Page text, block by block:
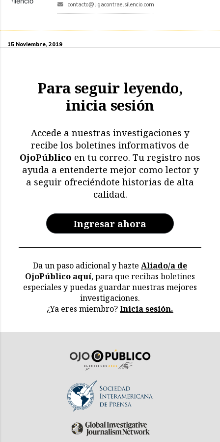
contacto@ligacontraelsilencio.com
15 Noviembre, 2019
Para seguir leyendo,
inicia sesión
Accede a nuestras investigaciones y
recibe los boletines informativos de
OjoPúblico en tu correo. Tu registro nos
ayuda a entenderte mejor como lector y
a seguir ofreciéndote historias de alta
calidad.
Ingresar ahora
Da un paso adicional y hazte Aliado/a de
OjoPúblico aquí, para que recibas boletines
especiales y puedas guardar nuestras mejores
investigaciones.
¿Ya eres miembro?Inicia sesión.